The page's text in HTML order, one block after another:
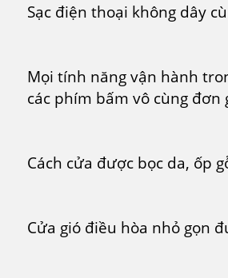
Sạc điện thoại không dây
Mọi tính năng vận hành
các phím bấm vô cùng đơn
Cách cửa được bọc da, ốp
Cửa gió điều hòa nhỏ gọn